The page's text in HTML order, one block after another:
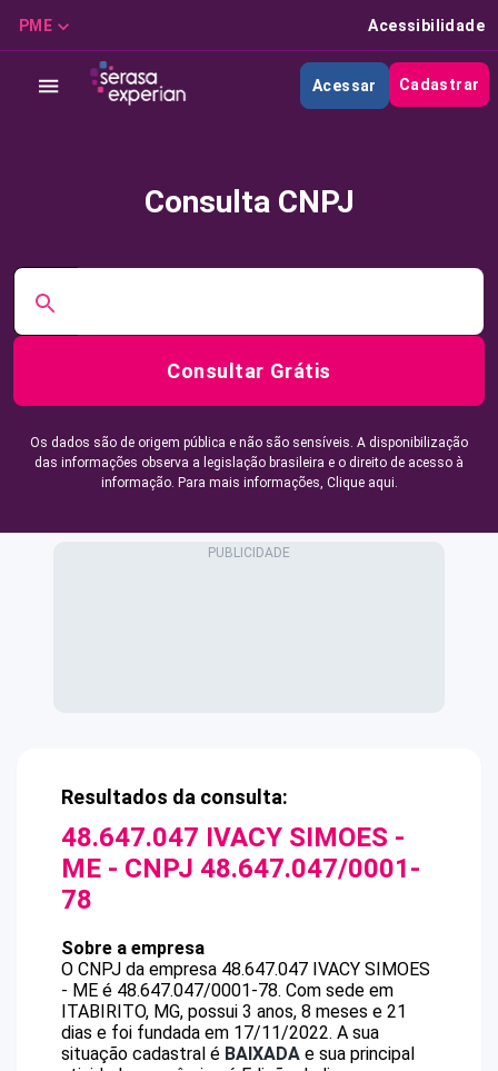
PME Acessibilidade
Acessar Cadastrar
Consulta CNPJ
Consultar Grátis
Os dados são de origem pública e não são sensíveis. A disponibilização
das informações observa a legislação brasileira e o direito de acesso à
informação. Para mais informações, Clique aqui.
Resultados da consulta:
48.647.047 IVACY SIMOES -
ME - CNPJ 48.647.047/0001-
78
Sobre a empresa
O CNPJ da empresa 48.647.047 IVACY SIMOES
- ME é 48.647.047/0001-78. Com sede em
ITABIRITO, MG, possui 3 anos, 8 meses e 21
dias e foi fundada em 17/11/2022. A sua
situação cadastral é BAIXADA e sua principal